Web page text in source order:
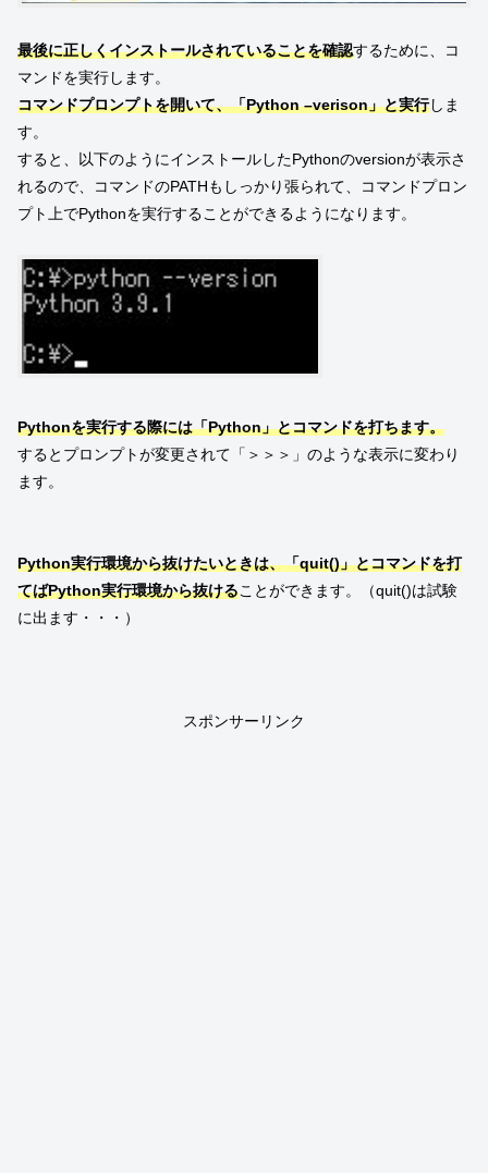
最後に正しくインストールされていることを確認するために、コ
マンドを実行します。
コマンドプロンプトを開いて、「Python –verison」と実行しま
す。
すると、以下のようにインストールしたPythonのversionが表示さ
れるので、コマンドのPATHもしっかり張られて、コマンドプロン
プト上でPythonを実行することができるようになります。
Pythonを実行する際には「Python」とコマンドを打ちます。
するとプロンプトが変更されて「＞＞＞」のような表示に変わり
ます。
Python実行環境から抜けたいときは、「quit()」とコマンドを打
てばPython実行環境から抜けることができます。（quit()は試験
に出ます・・・）
スポンサーリンク